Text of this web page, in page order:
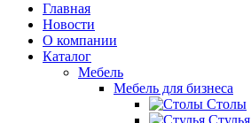
Главная
Новости
О компании
Каталог
Мебель
Мебель для бизнеса
Столы
Стулья